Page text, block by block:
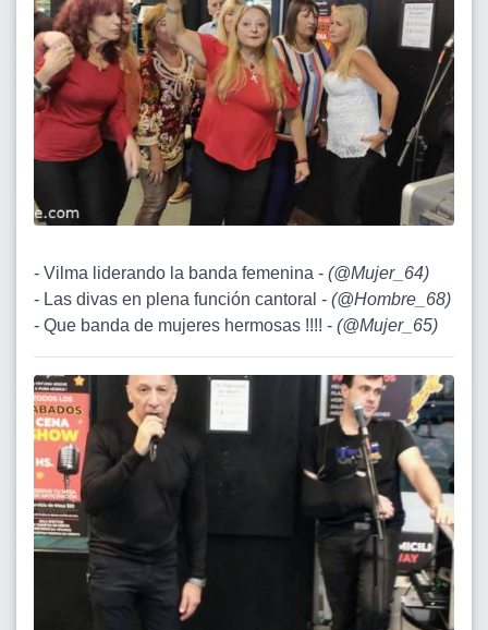
- Vilma liderando la banda femenina - (@Mujer_64)
- Las divas en plena función cantoral - (@Hombre_68)
- Que banda de mujeres hermosas !!!! - (@Mujer_65)